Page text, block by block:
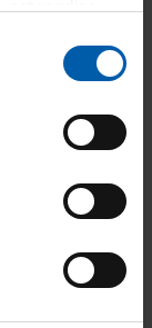
und
Anzeigen
und Ihres